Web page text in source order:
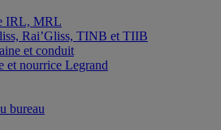
IRL, MRL
Rai’Gliss, TINB et TIIB
et conduit
et nourrice Legrand
bureau